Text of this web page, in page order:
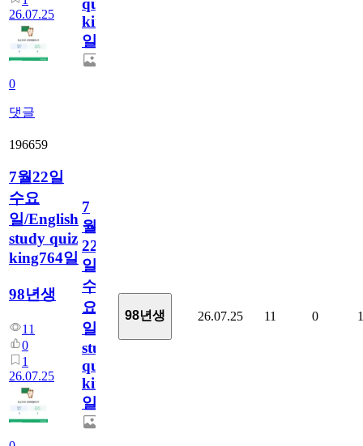
26.07.25
0
댓글
quiz
king765
일
196659
7월22일
수요
일/English
study quiz
king764일
98년생
11
0
1
26.07.25
7
월
22
일
수
요
일/English
study
quiz
king764
일
98년생 26.07.25 11 0 1